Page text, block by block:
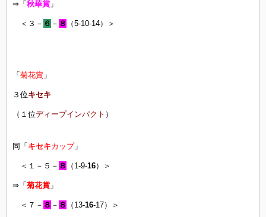
⇒「 秋華賞 」
＜３－ ６ － ８ （5-10-14）＞
「 菊花賞 」
３位キセキ
（１位ディープインパクト ）
同「 キセキカップ」
＜１－５－ ８ （1-9-16）＞
⇒「 菊花賞 」
＜７－ ８ － ８ （13-16-17）＞